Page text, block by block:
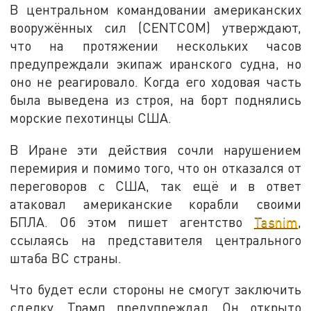
В центральном командовании американских
вооружённых сил (CENTCOM) утверждают,
что на протяжении нескольких часов
предупреждали экипаж иранского судна, но
оно не реагировало. Когда его ходовая часть
была выведена из строя, на борт поднялись
морские пехотинцы США.
В Иране эти действия сочли нарушением
перемирия и помимо того, что он отказался от
переговоров с США, так ещё и в ответ
атаковал американские корабли своими
БПЛА. Об этом пишет агентство Tasnim
ссылаясь на представителя центрального
штаба ВС страны.
Что будет если стороны не смогут заключить
сделку, Трамп предупреждал. Он открыто